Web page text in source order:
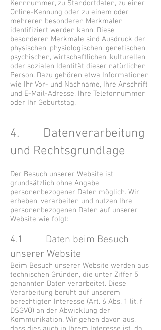
Kennnummer, zu Standortdaten, zu einer
Online-Kennung oder zu einem oder
mehreren besonderen Merkmalen
identifiziert werden kann. Diese
besonderen Merkmale sind Ausdruck der
physischen, physiologischen, genetischen,
psychischen, wirtschaftlichen, kulturellen
oder sozialen Identität dieser natürlichen
Person. Dazu gehören etwa Informationen
wie Ihr Vor- und Nachname, Ihre Anschrift
und E-Mail-Adresse, Ihre Telefonnummer
oder Ihr Geburtstag.
4. Datenverarbeitung
und Rechtsgrundlage
Der Besuch unserer Website ist
grundsätzlich ohne Angabe
personenbezogener Daten möglich. Wir
erheben, verarbeiten und nutzen Ihre
personenbezogenen Daten auf unserer
Website wie folgt:
4.1 Daten beim Besuch
unserer Website
Beim Besuch unserer Website werden aus
technischen Gründen, die unter Ziffer 5
genannten Daten verarbeitet. Diese
Verarbeitung beruht auf unserem
berechtigten Interesse (Art. 6 Abs. 1 lit. f
DSGVO) an der Abwicklung der
Kommunikation. Wir gehen davon aus,